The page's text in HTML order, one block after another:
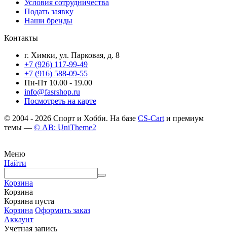
Условия сотрудничества
Подать заявку
Наши бренды
Контакты
г. Химки, ул. Парковая, д. 8
+7 (926) 117-99-49
+7 (916) 588-09-55
Пн-Пт 10.00 - 19.00
info@fasrshop.ru
Посмотреть на карте
© 2004 - 2026 Спорт и Хобби. На базе CS-Cartи премиум
темы — © AB: UniTheme2
Меню
Найти
Корзина
Корзина
Корзина пуста
Корзина Оформить заказ
Аккаунт
Учетная запись